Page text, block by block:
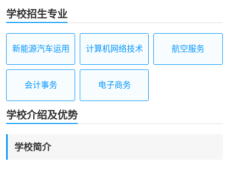
学校招生专业
新能源汽车运用
计算机网络技术 航空服务
会计事务 电子商务
学校介绍及优势
学校简介